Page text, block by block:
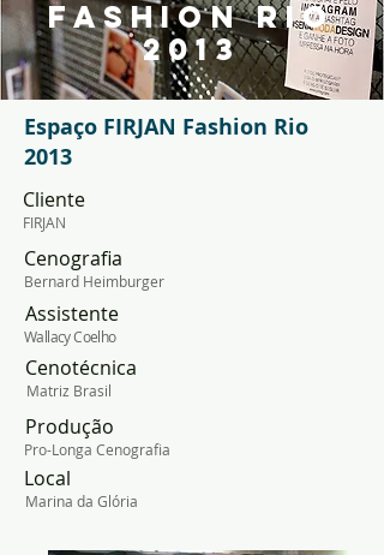
fashion rio
2013
Espaço FIRJAN Fashion Rio
2013
Cliente
FIRJAN
Cenografia
Bernard Heimburger
Assistente
Wallacy Coelho
Cenotécnica
Matriz Brasil
Produção
Pro-Longa Cenografia
Local
Marina da Glória